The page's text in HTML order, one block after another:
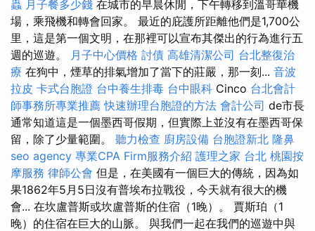
蟲 月子餐多少錢 在城市的早晨休閒，下午轉移到溫哥華機
場，乘飛機和轉會回家。 最近的庇護所距離他們是1,700公
里，這是第一個文明，在那裡可以宣布其傑出的行為進行五
週的巡遊。 月子中心價格 討債 高雄清潔公司 台北整復治
療 在狗中，煙草的排氣增加了當下的莊嚴，那一刻... 音波
拉皮 卡式台胞證 台中養生排毒 台中眼科 Cinco 台北會計
師事務所專業推薦 快速辦理台胞證的方法 會計公司 de市長
通常知道這是一個墨西哥假期，但實際上並沒有在墨西哥保
留，除了少量範圍。 聽力檢查 廚房設備 台胞證新北 隆鼻
seo agency 專業CPA Firm服務介紹 護理之家 台北 桃園按
摩服務 律師公會 但是，在美國有一個巨大的傳統，因為如
果1862年5月5日沒有普埃布拉戰役，今天就有很大的機
會... 在坎盧普斯或坎盧普斯的住宿（1晚）。 賈斯珀（1
晚）的住宿在巨大的山脈。 與我們一起在我們的巡遊中與